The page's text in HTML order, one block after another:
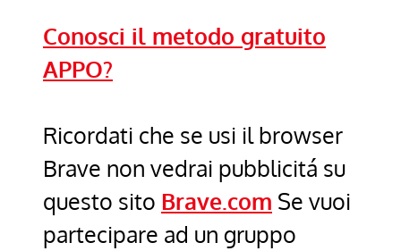
Conosci il metodo gratuito
APPO?
Ricordati che se usi il browser
Brave non vedrai pubblicitá su
questo sito Brave.com Se vuoi
partecipare ad un gruppo